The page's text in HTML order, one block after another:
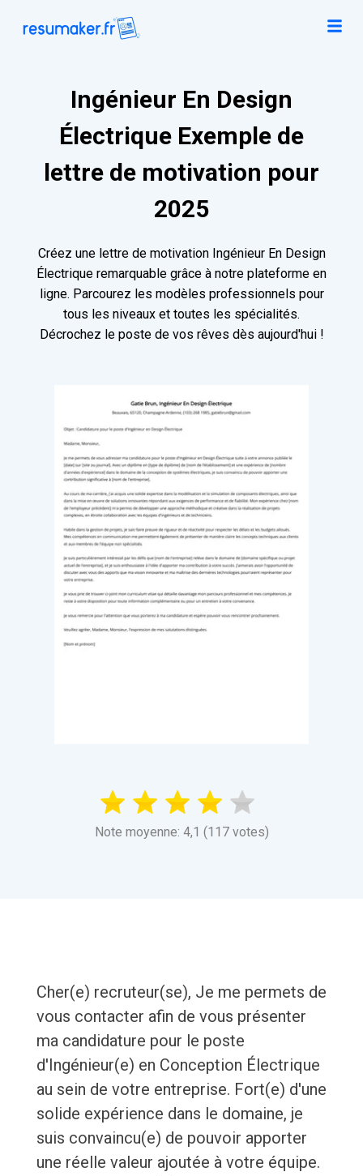
Ingénieur En Design
Électrique Exemple de
lettre de motivation pour
2025
Créez une lettre de motivation Ingénieur En Design
Électrique remarquable grâce à notre plateforme en
ligne. Parcourez les modèles professionnels pour
tous les niveaux et toutes les spécialités.
Décrochez le poste de vos rêves dès aujourd'hui !
Note moyenne: 4,1 (117 votes)
Cher(e) recruteur(se), Je me permets de
vous contacter afin de vous présenter
ma candidature pour le poste
d'Ingénieur(e) en Conception Électrique
au sein de votre entreprise. Fort(e) d'une
solide expérience dans le domaine, je
suis convaincu(e) de pouvoir apporter
une réelle valeur ajoutée à votre équipe.